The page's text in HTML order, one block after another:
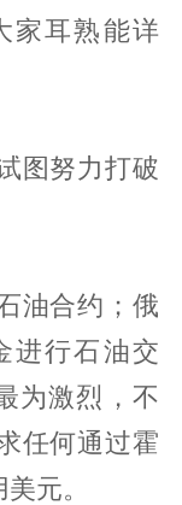
家耳熟能详
图努力打破
油合约；俄
进行石油交
为激烈，不
任何通过霍
元。